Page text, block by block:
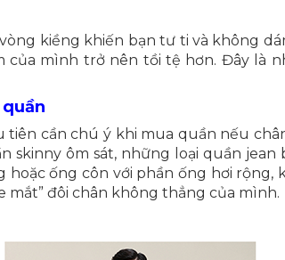
kiềng khiến bạn tư ti và không
của mình trở nên tồi tệ hơn. Đây là
tiên cần chú ý khi mua quần nếu
skinny ôm sát, những loại quần
hoặc ống côn với phần ống hơi
mắt” đôi chân không thẳng của mình.